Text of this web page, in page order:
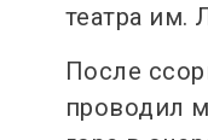
театра им.
После
проводил